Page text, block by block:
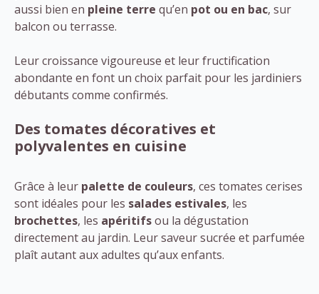
aussi bien en pleine terre qu’en pot ou en bac, sur
balcon ou terrasse.
Leur croissance vigoureuse et leur fructification
abondante en font un choix parfait pour les jardiniers
débutants comme confirmés.
Des tomates décoratives et
polyvalentes en cuisine
Grâce à leur palette de couleurs, ces tomates cerises
sont idéales pour les salades estivales, les
brochettes, les apéritifsou la dégustation
directement au jardin. Leur saveur sucrée et parfumée
plaît autant aux adultes qu’aux enfants.